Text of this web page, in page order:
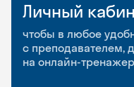
Личный
чтобы в любое
с преподавателем,
на онлайн-
Мобильное
приложение
чтобы заниматься
и когда удобно
Разговорные
и Talks
Групповые занятия
и индивидуальные